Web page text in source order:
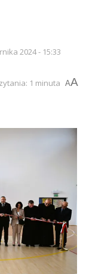
2024 - 15:33
1 minuta
AA